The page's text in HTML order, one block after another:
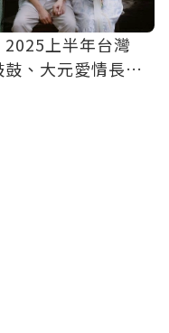
上半年台灣
、大元愛情長跑